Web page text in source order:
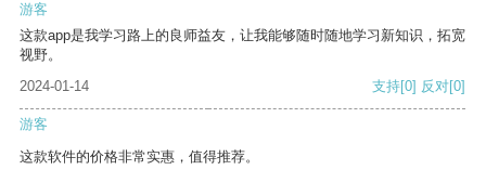
游客
这款app是我学习路上的良师益友，让我能够随时随地学习新知识，拓宽
视野。
2024-01-14
支持[0] 反对[0]
游客
这款软件的价格非常实惠，值得推荐。